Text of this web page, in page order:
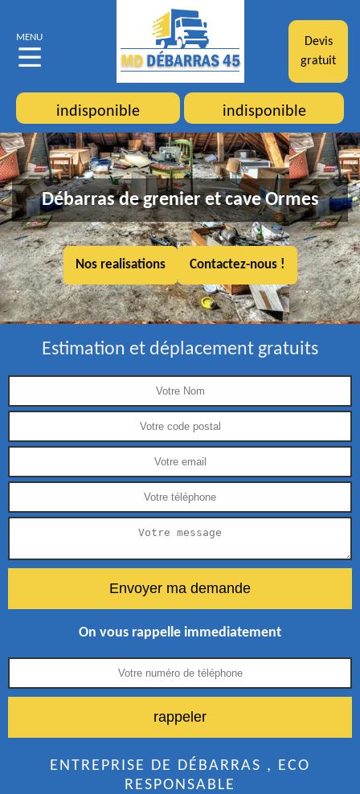
MENU
Devis
gratuit
indisponible indisponible
Débarras de grenier et cave Ormes
Nos realisations Contactez-nous !
Estimation et déplacement gratuits
On vous rappelle immediatement
ENTREPRISE DE DÉBARRAS , ECO
RESPONSABLE